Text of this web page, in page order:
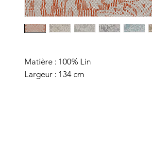
Matière : 100% Lin
Largeur : 134 cm